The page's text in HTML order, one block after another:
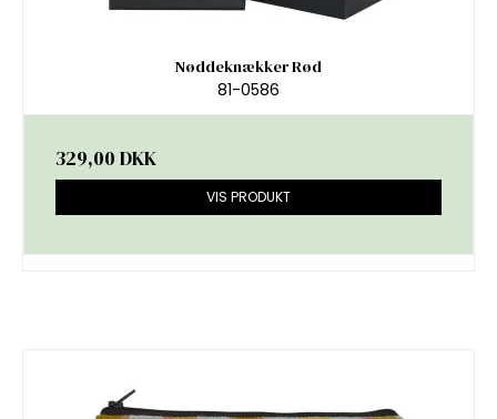
Nøddeknækker Rød
81-0586
329,00 DKK
VIS PRODUKT